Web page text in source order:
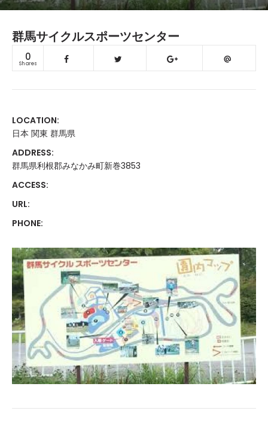
群馬サイクルスポーツセンター
0
Shares
LOCATION:
日本 関東 群馬県
ADDRESS:
群馬県利根郡みなかみ町新巻3853
ACCESS:
URL:
PHONE: